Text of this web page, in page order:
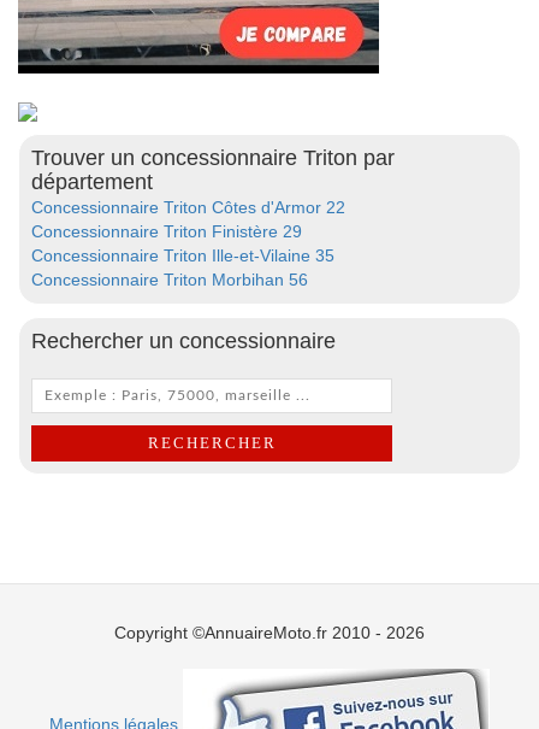
Trouver un concessionnaire Triton par
département
Concessionnaire Triton Côtes d'Armor 22
Concessionnaire Triton Finistère 29
Concessionnaire Triton Ille-et-Vilaine 35
Concessionnaire Triton Morbihan 56
Rechercher un concessionnaire
Copyright ©AnnuaireMoto.fr 2010 - 2026
Mentions légales